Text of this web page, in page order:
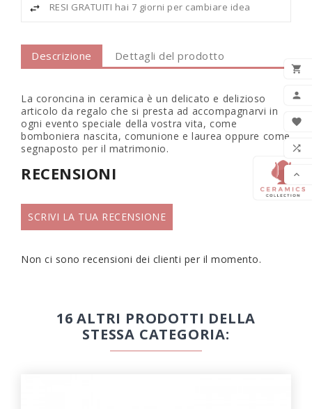





RESI GRATUITI hai 7 giorni per cambiare idea
Descrizione Dettagli del prodotto
La coroncina in ceramica è un delicato e delizioso
articolo da regalo che si presta ad accompagnarvi in
ogni evento speciale della vostra vita, come
bomboniera nascita, comunione e laurea oppure come
segnaposto per il matrimonio.
RECENSIONI
SCRIVI LA TUA RECENSIONE
Non ci sono recensioni dei clienti per il momento.
16 ALTRI PRODOTTI DELLA
STESSA CATEGORIA: